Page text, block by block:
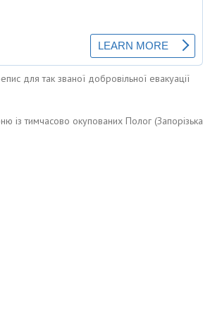
для так званої добровільної евакуації
із тимчасово окупованих Полог (Запорізька